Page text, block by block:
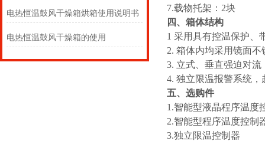
电热恒温鼓风干燥箱烘箱使用说明书
电热恒温鼓风干燥箱的使用
7.载物托架：2块
四、箱体结构
1 采用具有控温保护、
2. 箱体内均采用镜面
3. 立式、垂直强迫对
4. 独立限温报警系统
五、选购件
1.智能型液晶程序温度
2.智能型程序温度控制
3.独立限温控制器